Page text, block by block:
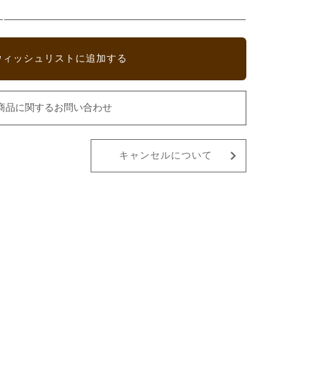
ィッシュリストに追加する
品に関するお問い合わせ
キャンセルについて